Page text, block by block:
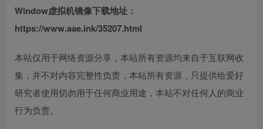
Window虚拟机镜像下载地址：
https://www.aae.ink/35207.html
本站仅用于网络资源分享，本站所有资源均来自于互联网收
集，并不对内容完整性负责，本站所有资源，只提供给爱好
研究者使用切勿用于任何商业用途，本站不对任何人的商业
行为负责。